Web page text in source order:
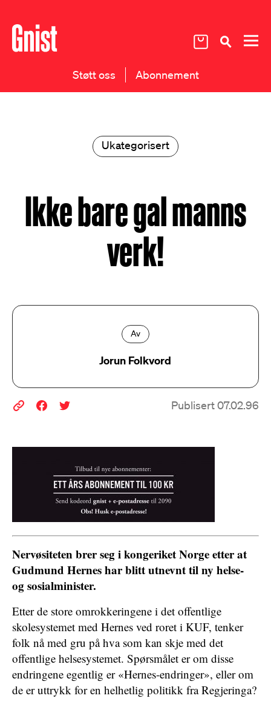
Støtt oss Abonnement
Ukategorisert
Ikke bare gal manns
verk!
Av
Jorun Folkvord
Publisert 07.02.96
Nervøsiteten brer seg i kongeriket Norge etter at
Gudmund Hernes har blitt utnevnt til ny helse-
og sosialminister.
Etter de store omrokkeringene i det offentlige
skolesystemet med Hernes ved roret i KUF, tenker
folk nå med gru på hva som kan skje med det
offentlige helsesystemet. Spørsmålet er om disse
endringene egentlig er «Hernes-endringer», eller om
de er uttrykk for en helhetlig politikk fra Regjeringa?